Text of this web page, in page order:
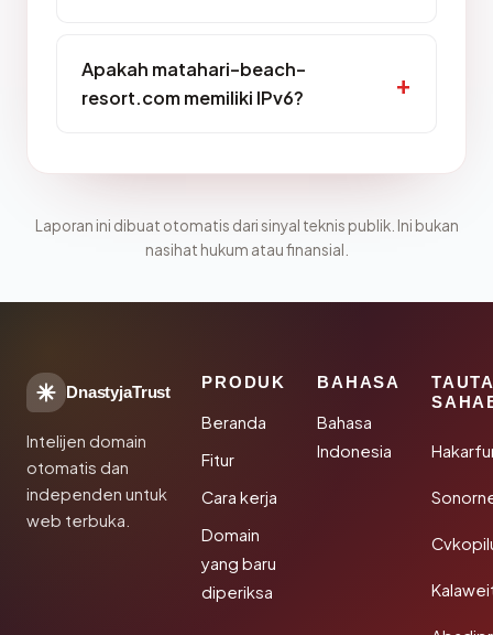
Apakah matahari-beach-
resort.com memiliki IPv6?
Laporan ini dibuat otomatis dari sinyal teknis publik. Ini bukan
nasihat hukum atau finansial.
DnastyjaTrust
Intelijen domain
otomatis dan
independen untuk
web terbuka.
PRODUK
Beranda
Fitur
Cara kerja
Domain
yang baru
diperiksa
BAHASA
Bahasa
Indonesia